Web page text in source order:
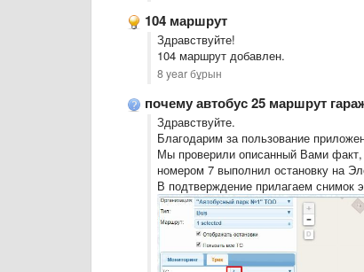
104 маршрут
Здравствуйте!
104 маршрут добавлен.
8 year бұрын
почему автобус 25 маршрут
Здравствуйте.
Благодарим за пользование
Мы проверили описанный Вами
номером 7 выполнил остановку на
В подтверждение прилагаем снимок